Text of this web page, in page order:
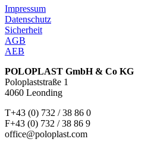
Impressum
Datenschutz
Sicherheit
AGB
AEB
POLOPLAST GmbH & Co KG
Poloplaststraße 1
4060 Leonding
T+43 (0) 732 / 38 86 0
F+43 (0) 732 / 38 86 9
office@poloplast.com